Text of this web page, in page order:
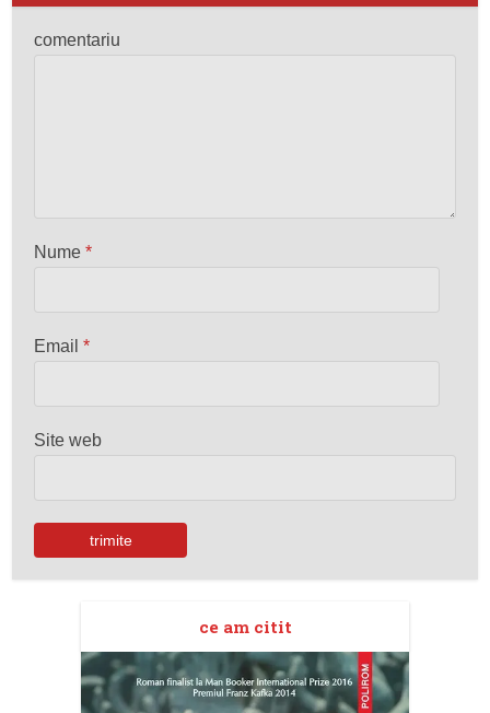
comentariu
Nume*
Email*
Site web
ce am citit